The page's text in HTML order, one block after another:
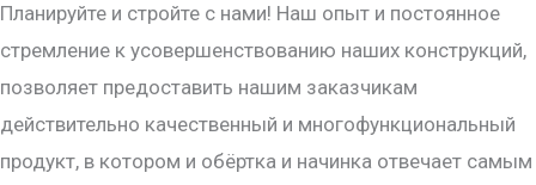
Планируйте и стройте с нами! Наш опыт и постоянное
стремление к усовершенствованию наших конструкций,
позволяет предоставить нашим заказчикам
действительно качественный и многофункциональный
продукт, в котором и обёртка и начинка отвечает самым